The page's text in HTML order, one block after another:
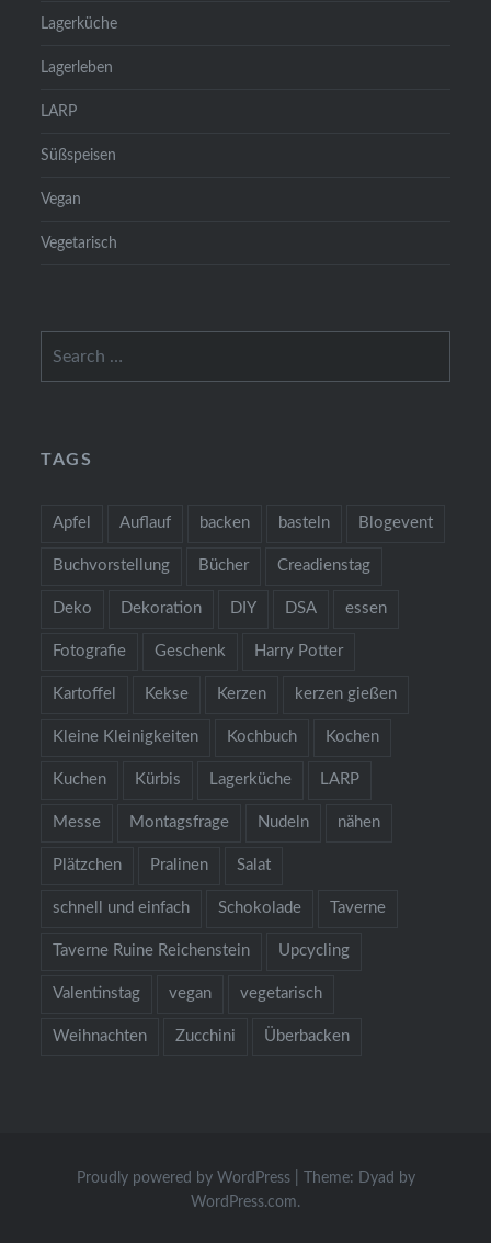
Lagerküche
Lagerleben
LARP
Süßspeisen
Vegan
Vegetarisch
TAGS
Apfel Auflauf backen basteln Blogevent
Buchvorstellung Bücher Creadienstag
Deko Dekoration DIY DSA essen
Fotografie Geschenk Harry Potter
Kartoffel Kekse Kerzen kerzen gießen
Kleine Kleinigkeiten Kochbuch Kochen
Kuchen Kürbis Lagerküche LARP
Messe Montagsfrage Nudeln nähen
Plätzchen Pralinen Salat
schnell und einfach Schokolade Taverne
Taverne Ruine Reichenstein Upcycling
Valentinstag vegan vegetarisch
Weihnachten Zucchini Überbacken
Proudly powered by WordPress
Theme: Dyad by
WordPress.com.